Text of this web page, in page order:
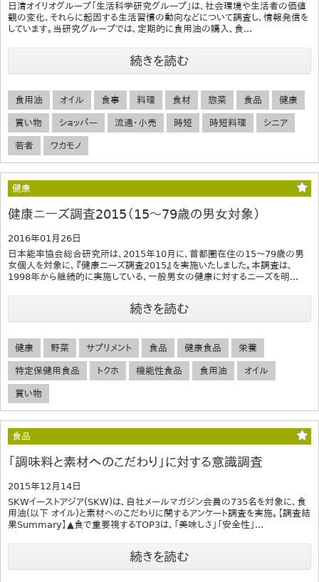
日清オイリオグループ「生活科学研究グループ」は、社会環境や生活者の価値
観の変化、それらに起因する生活習慣の動向などについて調査し、情報発信を
しています。当研究グループでは、定期的に食用油の購入、食...
続きを読む
食用油 オイル 食事 料理 食材 惣菜 食品 健康
買い物 ショッパー 流通・小売 時短 時短料理 シニア
若者 ワカモノ
健康
健康ニーズ調査2015（15～79歳の男女対象）
2016年01月26日
日本能率協会総合研究所は、2015年10月に、首都圏在住の15～79歳の男
女個人を対象に、『健康ニーズ調査2015』を実施いたしました。本調査は、
1998年から継続的に実施している、一般男女の健康に対するニーズを明...
続きを読む
健康 野菜 サプリメント 食品 健康食品 栄養
特定保健用食品 トクホ 機能性食品 食用油 オイル
買い物
食品
「調味料と素材へのこだわり」に対する意識調査
2015年12月14日
SKWイーストアジア(SKW)は、自社メールマガジン会員の735名を対象に、食
用油(以下 オイル)と素材へのこだわりに関するアンケート調査を実施。【調査結
果Summary】▲食で重要視するTOP3は、「美味しさ」「安全性」...
続きを読む